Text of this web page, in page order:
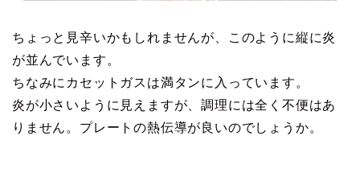
ちょっと見辛いかもしれませんが、このように縦に炎
が並んでいます。
ちなみにカセットガスは満タンに入っています。
炎が小さいように見えますが、調理には全く不便はあ
りません。プレートの熱伝導が良いのでしょうか。